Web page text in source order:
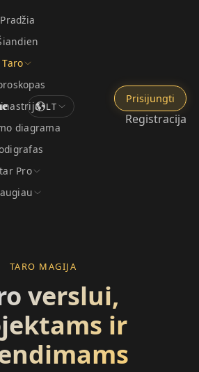
Pradžia
Taro
diagrama
Pro
LT
Prisijungti
Registracija
TARO MAGIJA
verslui,
ir